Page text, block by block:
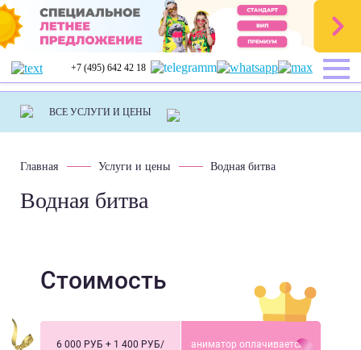
+7 (495) 642 42 18
Главная Услуги и цены Водная битва
Водная битва
Стоимость
6 000 РУБ + 1 400 РУБ/
аниматор оплачивается